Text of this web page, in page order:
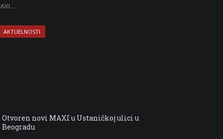
AKTUELNOSTI
Otvoren novi MAXI u Ustaničkoj ulici u
Beogradu